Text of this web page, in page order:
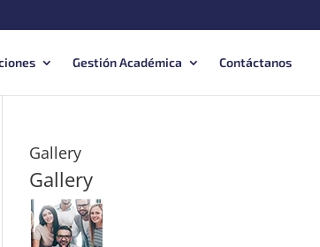
Gestión Académica Contáctanos
Gallery
Gallery